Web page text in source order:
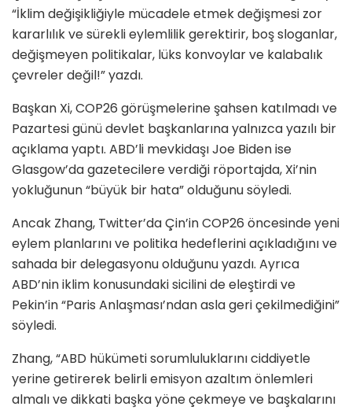
“İklim değişikliğiyle mücadele etmek değişmesi zor
kararlılık ve sürekli eylemlilik gerektirir, boş sloganlar,
değişmeyen politikalar, lüks konvoylar ve kalabalık
çevreler değil!” yazdı.
Başkan Xi, COP26 görüşmelerine şahsen katılmadı ve
Pazartesi günü devlet başkanlarına yalnızca yazılı bir
açıklama yaptı. ABD’li mevkidaşı Joe Biden ise
Glasgow’da gazetecilere verdiği röportajda, Xi’nin
yokluğunun “büyük bir hata” olduğunu söyledi.
Ancak Zhang, Twitter’da Çin’in COP26 öncesinde yeni
eylem planlarını ve politika hedeflerini açıkladığını ve
sahada bir delegasyonu olduğunu yazdı. Ayrıca
ABD’nin iklim konusundaki sicilini de eleştirdi ve
Pekin’in “Paris Anlaşması’ndan asla geri çekilmediğini”
söyledi.
Zhang, “ABD hükümeti sorumluluklarını ciddiyetle
yerine getirerek belirli emisyon azaltım önlemleri
almalı ve dikkati başka yöne çekmeye ve başkalarını